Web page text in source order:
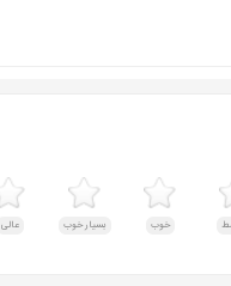
خوب بسیار خوب عالی